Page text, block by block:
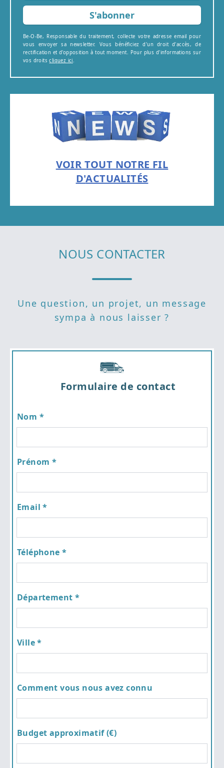
S'abonner
Be-O-Be, Responsable du traitement, collecte votre adresse email pour
vous envoyer sa newsletter. Vous bénéficiez d'un droit d'accès, de
rectification et d'opposition à tout moment. Pour plus d'informations sur
vos droitscliquez ici.
VOIR TOUT NOTRE FIL
D'ACTUALITÉS
NOUS CONTACTER
Une question, un projet, un message
sympa à nous laisser ?
Formulaire de contact
Nom *
Prénom *
Email *
Téléphone *
Département *
Ville *
Comment vous nous avez connu
Budget approximatif (€)